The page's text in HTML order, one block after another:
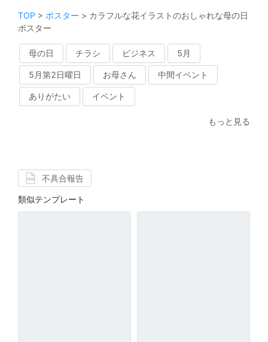
TOP > ポスター > カラフルな花イラストのおしゃれな母の日
ポスター
母の日 チラシ ビジネス 5月
5月第2日曜日 お母さん 中間イベント
ありがたい イベント
もっと見る
不具合報告
類似テンプレート